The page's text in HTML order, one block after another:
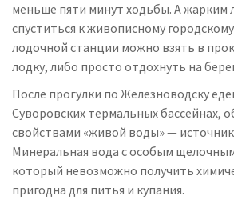
меньше пяти минут ходьбы. А жарким
спуститься к живописному
лодочной станции можно взять в
лодку, либо просто отдохнуть на
После прогулки по Железноводску
Суворовских термальных бассейнах,
свойствами «живой воды» —
Минеральная вода с особым
который невозможно получить
пригодна для питья и купания.